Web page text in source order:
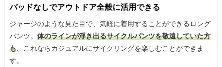
パッドなしでアウトドア全般に活用できる
ジャージのような見た目で、気軽に着用することができるロング
パンツ。 体のラインが浮き出るサイクルパンツを敬遠していた方
も、これならカジュアルにサイクリングを楽しむことができま
す。